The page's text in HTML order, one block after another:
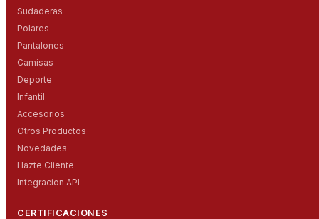
Sudaderas
Polares
Pantalones
Camisas
Deporte
Infantil
Accesorios
Otros Productos
Novedades
Hazte Cliente
Integracion API
CERTIFICACIONES